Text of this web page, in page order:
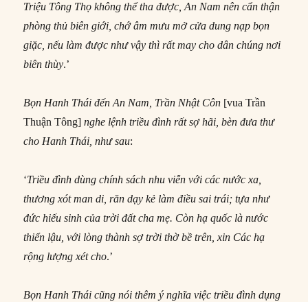
Triệu Tông Thọ không thể tha được, An Nam nên cẩn thận
phòng thủ biên giới, chớ âm mưu mở cửa dung nạp bọn
giặc, nếu làm được như vậy thì rất may cho dân chúng nơi
biên thùy.’
Bọn Hanh Thái đến An Nam, Trần Nhật Côn [vua Trần
Thuận Tông]nghe lệnh triều đình rất sợ hãi, bèn đưa thư
cho Hanh Thái, như sau:
‘Triều đình dùng chính sách nhu viễn với các nước xa,
thương xót man di, răn dạy kẻ làm điều sai trái; tựa như
đức hiếu sinh của trời đất cha mẹ. Còn hạ quốc là nước
thiển lậu, với lòng thành sợ trời thờ bề trên, xin Các hạ
rộng lượng xét cho.’
Bọn Hanh Thái cũng nói thêm ý nghĩa việc triều đình dụng